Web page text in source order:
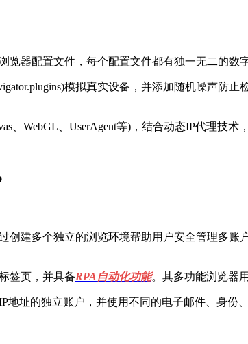
器配置文件，每个配置文件都有独一无二的数
模拟真实设备，并添加随机噪声防止
WebGL、UserAgent等)，结合动态IP代理技术
创建多个独立的浏览环境帮助用户安全管理多账
签页，并具备RPA自动化功能。其多功能浏览器
的独立账户，并使用不同的电子邮件、身份